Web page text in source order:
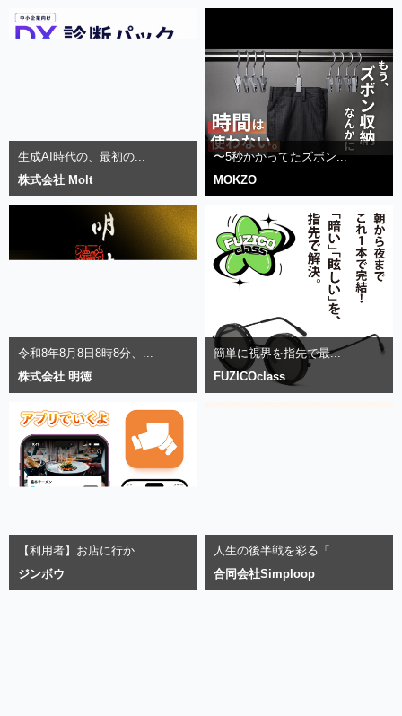
生成AI時代の、最初の...
株式会社 Molt
〜5秒かかってたズボン...
MOKZO
令和8年8月8日8時8分、...
株式会社 明徳
簡単に視界を指先で最...
FUZICOclass
【利用者】お店に行か...
ジンボウ
人生の後半戦を彩る「...
合同会社Simploop